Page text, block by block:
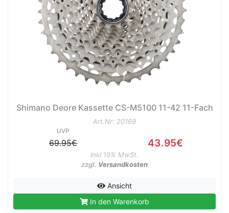
Shimano Deore Kassette CS-M5100 11-42 11-Fach
Art.Nr: 20169
UVP
69.95€ 43.95€
Inkl 19% MwSt.
zzgl. Versandkosten
Ansicht
In den Warenkorb